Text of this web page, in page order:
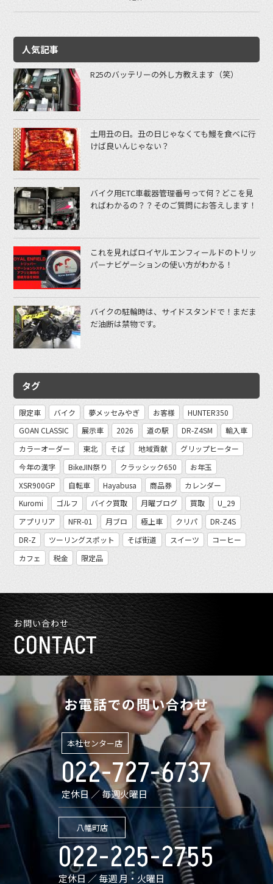
人気記事
R25のバッテリーの外し方教えます（笑）
土用丑の日。丑の日じゃなくても鰻を食べに行
けば良いんじゃない？
バイク用ETC車載器管理番号って何？どこを見
ればわかるの？？そのご質問にお答えします！
これを見ればロイヤルエンフィールドのトリッ
パーナビゲーションの使い方がわかる！
バイクの駐輪時は、サイドスタンドで！まだま
だ油断は禁物です。
タグ
限定車 バイク 夢メッセみやぎ お客様
HUNTER350
GOAN CLASSIC
展示車 2026 道の駅 DR-Z4SM
輸入車
カラーオーダー
東北 そば 地域貢献
グリップヒーター
今年の漢字
BikeJIN祭り クラッシック650
お年玉
XSR900GP
自転車 Hayabusa 商品券
カレンダー
Kuromi
ゴルフ バイク買取 月曜ブログ 買取
U_29
アプリリア
NFR-01 月ブロ 極上車 クリパ
DR-Z4S
DR-Z
ツーリングスポット そば街道 スイーツ
コーヒー
カフェ
税金 限定品
お問い合わせ
CONTACT
お電話での問い合わせ
本社センター店
022-727-6737
定休日 ／ 毎週火曜日
八幡町店
022-225-2755
定休日 ／ 毎週 月・火曜日